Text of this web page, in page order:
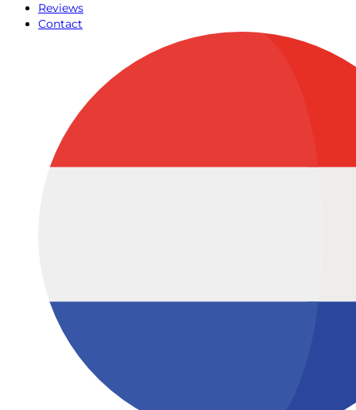
Reviews
Contact